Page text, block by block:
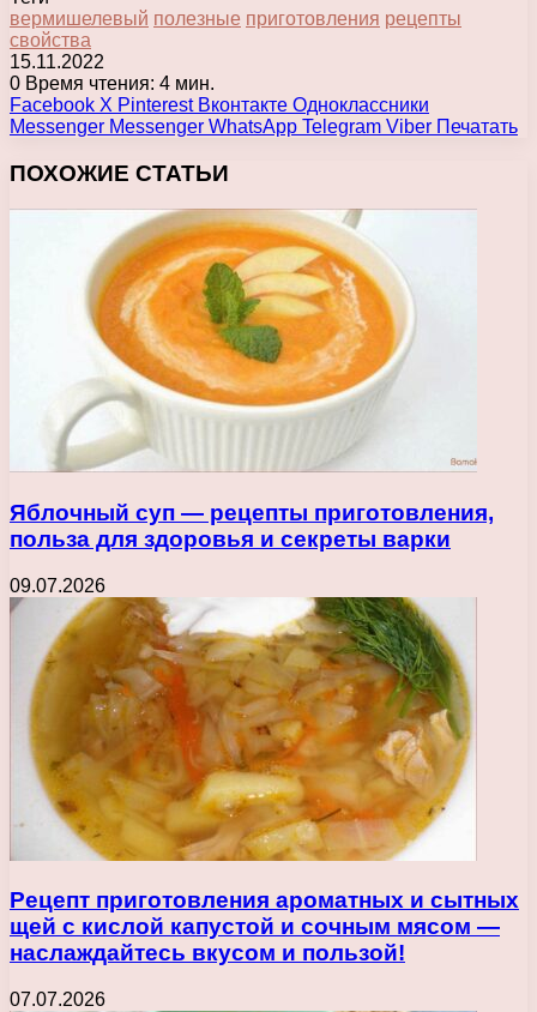
вермишелевый полезные приготовления рецепты
свойства
15.11.2022
0 Время чтения: 4 мин.
Facebook X Pinterest Вконтакте Одноклассники
Messenger Messenger WhatsApp Telegram Viber Печатать
ПОХОЖИЕ СТАТЬИ
Яблочный суп — рецепты приготовления,
польза для здоровья и секреты варки
09.07.2026
Рецепт приготовления ароматных и сытных
щей с кислой капустой и сочным мясом —
наслаждайтесь вкусом и пользой!
07.07.2026